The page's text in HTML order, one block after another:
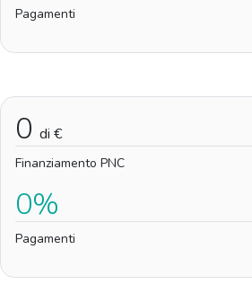
Pagamenti
0 di €
Finanziamento PNC
0%
Pagamenti